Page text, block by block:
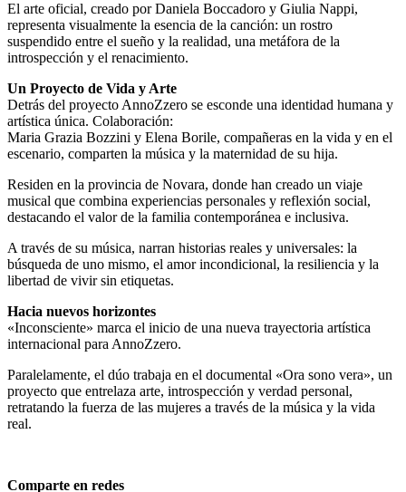
El arte oficial, creado por Daniela Boccadoro y Giulia Nappi,
representa visualmente la esencia de la canción: un rostro
suspendido entre el sueño y la realidad, una metáfora de la
introspección y el renacimiento.
Un Proyecto de Vida y Arte
Detrás del proyecto AnnoZzero se esconde una identidad humana y
artística única. Colaboración:
Maria Grazia Bozzini y Elena Borile, compañeras en la vida y en el
escenario, comparten la música y la maternidad de su hija.
Residen en la provincia de Novara, donde han creado un viaje
musical que combina experiencias personales y reflexión social,
destacando el valor de la familia contemporánea e inclusiva.
A través de su música, narran historias reales y universales: la
búsqueda de uno mismo, el amor incondicional, la resiliencia y la
libertad de vivir sin etiquetas.
Hacia nuevos horizontes
«Inconsciente» marca el inicio de una nueva trayectoria artística
internacional para AnnoZzero.
Paralelamente, el dúo trabaja en el documental «Ora sono vera», un
proyecto que entrelaza arte, introspección y verdad personal,
retratando la fuerza de las mujeres a través de la música y la vida
real.
Comparte en redes